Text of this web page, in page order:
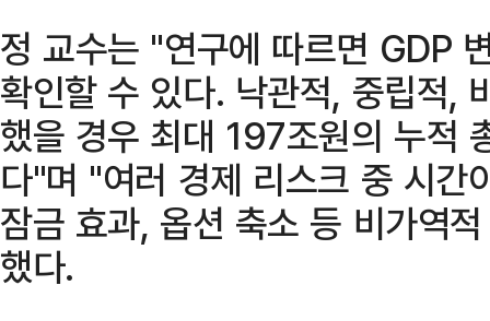
정 교수는 "연구에 따르면 GDP
확인할 수 있다. 낙관적, 중립적,
했을 경우 최대 197조원의 누적
다"며 "여러 경제 리스크 중 시간
잠금 효과, 옵션 축소 등 비가역
했다.